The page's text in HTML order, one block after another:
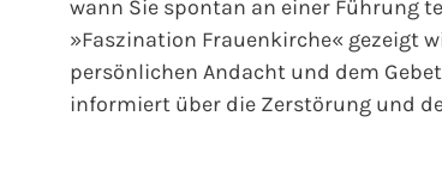
wann Sie spontan an einer Führung
»Faszination Frauenkirche« gezeigt
persönlichen Andacht und dem
informiert über die Zerstörung und